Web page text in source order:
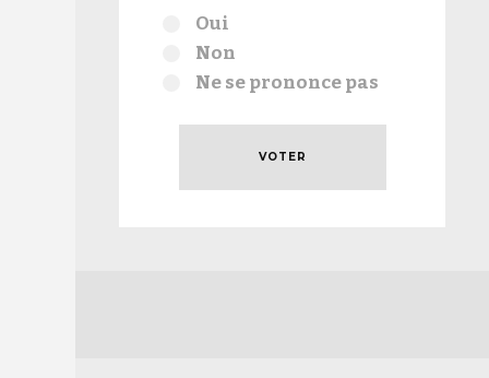
ChoixOui
Non
Ne se prononce pas